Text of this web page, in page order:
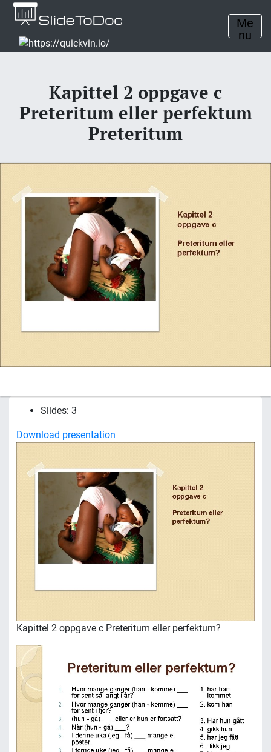
Me
nu
Kapittel 2 oppgave c
Preteritum eller perfektum
Preteritum
Slides: 3
Download presentation
Kapittel 2 oppgave c Preteritum eller perfektum?